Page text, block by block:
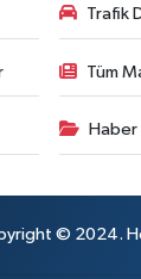
Trafik
Tüm
Haber
© 2024.